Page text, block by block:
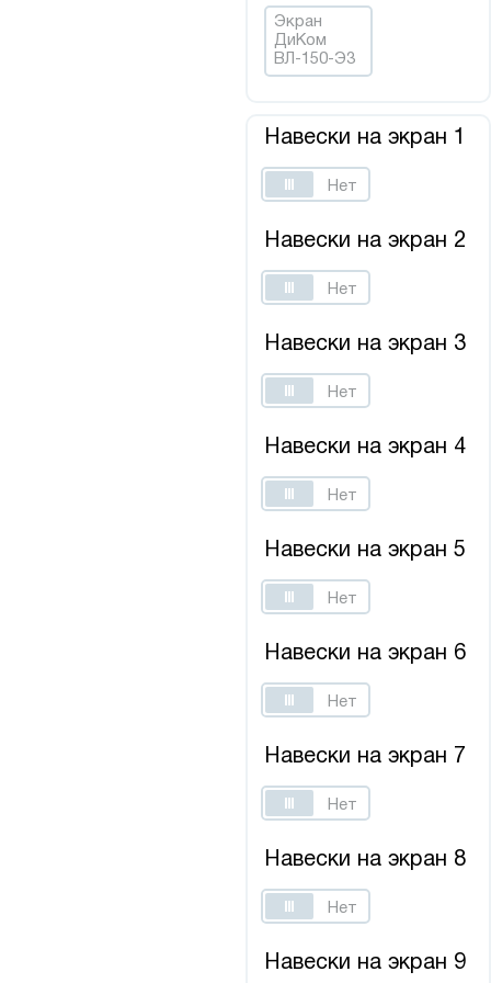
Экран
ДиКом
ВЛ-150-Э3
Навески на экран 1
Да Нет
Навески на экран 2
Да Нет
Навески на экран 3
Да Нет
Навески на экран 4
Да Нет
Навески на экран 5
Да Нет
Навески на экран 6
Да Нет
Навески на экран 7
Да Нет
Навески на экран 8
Да Нет
Навески на экран 9